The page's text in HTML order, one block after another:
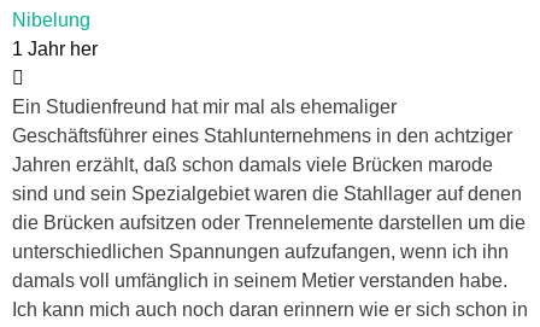
Nibelung
1 Jahr her
Ein Studienfreund hat mir mal als ehemaliger
Geschäftsführer eines Stahlunternehmens in den achtziger
Jahren erzählt, daß schon damals viele Brücken marode
sind und sein Spezialgebiet waren die Stahllager auf denen
die Brücken aufsitzen oder Trennelemente darstellen um die
unterschiedlichen Spannungen aufzufangen, wenn ich ihn
damals voll umfänglich in seinem Metier verstanden habe.
Ich kann mich auch noch daran erinnern wie er sich schon in